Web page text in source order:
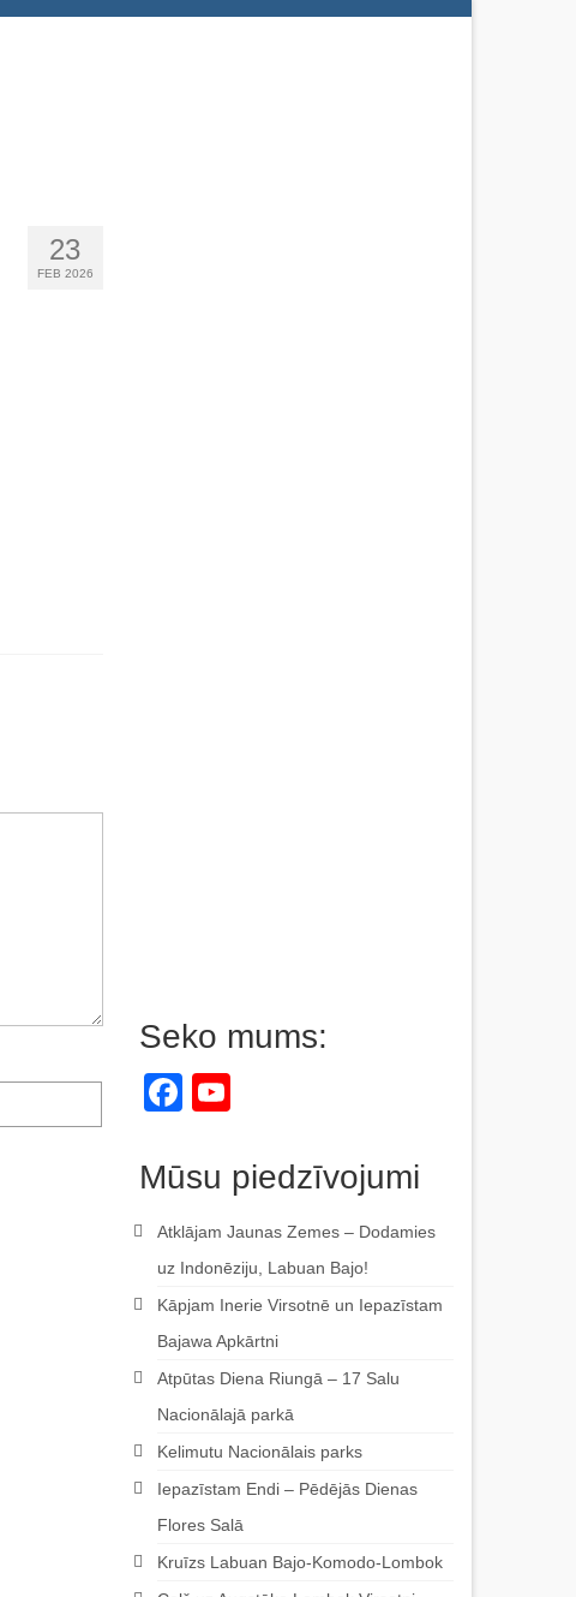
23
FEB 2026
Seko mums:
Facebook
Mūsu piedzīvojumi
Atklājam Jaunas Zemes – Dodamies
uz Indonēziju, Labuan Bajo!
Kāpjam Inerie Virsotnē un Iepazīstam
Bajawa Apkārtni
Atpūtas Diena Riungā – 17 Salu
Nacionālajā parkā
Kelimutu Nacionālais parks
Iepazīstam Endi – Pēdējās Dienas
Flores Salā
Kruīzs Labuan Bajo-Komodo-Lombok